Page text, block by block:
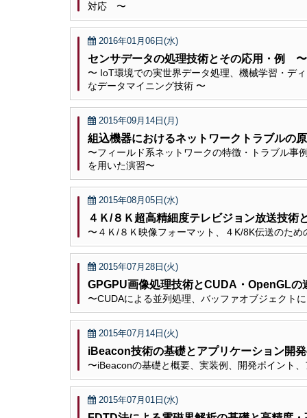
対応 〜
2016年01月06日(水)
センサデータの処理技術とその応用・例
〜 IoT環境での実世界データ処理、機械学習・デ
なデータマイニング技術 〜
2015年09月14日(月)
組込機器におけるネットワークトラブルの
〜フィールド系ネットワークの特徴・トラブル事
を用いた演習〜
2015年08月05日(水)
４Ｋ/８Ｋ超高精細度テレビジョン放送技術
〜４Ｋ/８Ｋ映像フォーマット、４K/8K伝送のた
2015年07月28日(火)
GPGPU画像処理技術とCUDA・OpenGLの
〜CUDAによる並列処理、バッファオブジェクト
2015年07月14日(火)
iBeacon技術の基礎とアプリケーション開
〜iBeaconの基礎と概要、実装例、開発ポイント
2015年07月01日(水)